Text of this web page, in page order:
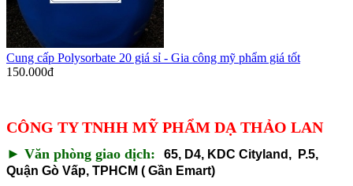
Cung cấp Polysorbate 20 giá sỉ - Gia công mỹ phẩm giá tốt
150.000đ
CÔNG TY TNHH MỸ PHẨM DẠ THẢO LAN
► Văn phòng giao dịch:
65, D4, KDC Cityland, P.5,
Quận Gò Vấp, TPHCM ( Gần Emart)